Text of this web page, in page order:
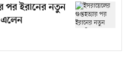
পর ইরানের নতুন
এলেন